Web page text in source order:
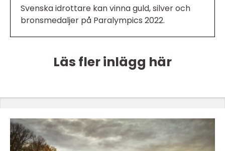
Svenska idrottare kan vinna guld, silver och
bronsmedaljer på Paralympics 2022.
Läs fler inlägg här